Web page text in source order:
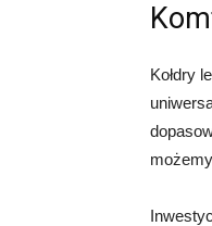
Kołdry